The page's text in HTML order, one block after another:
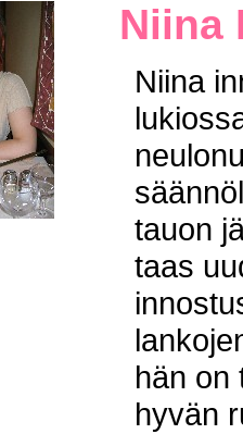
Niina
Niina
tauon
taas
hän on
hyvän